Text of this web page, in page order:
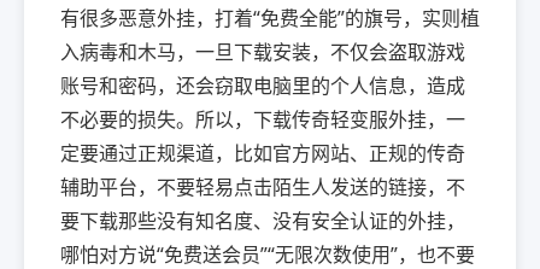
有很多恶意外挂，打着“免费全能”的旗号，实则植
入病毒和木马，一旦下载安装，不仅会盗取游戏
账号和密码，还会窃取电脑里的个人信息，造成
不必要的损失。所以，下载传奇轻变服外挂，一
定要通过正规渠道，比如官方网站、正规的传奇
辅助平台，不要轻易点击陌生人发送的链接，不
要下载那些没有知名度、没有安全认证的外挂，
哪怕对方说“免费送会员”“无限次数使用”，也不要